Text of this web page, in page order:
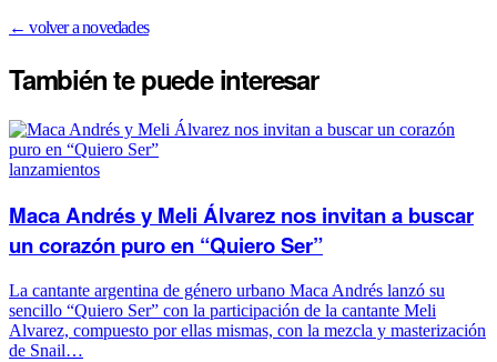
← volver a novedades
También te puedeinteresar
lanzamientos
Maca Andrés y Meli Álvarez nos invitan a buscar
un corazón puro en “Quiero Ser”
La cantante argentina de género urbano Maca Andrés lanzó su
sencillo “Quiero Ser” con la participación de la cantante Meli
Alvarez, compuesto por ellas mismas, con la mezcla y masterización
de Snail…